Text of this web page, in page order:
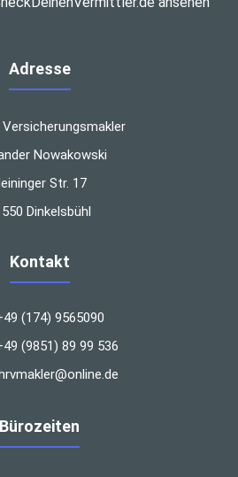
Adresse
Versicherungsmakler
Nowakowski
Str. 17
Dinkelsbühl
Kontakt
(174) 9565090
(9851) 89 99 536
Bürozeiten